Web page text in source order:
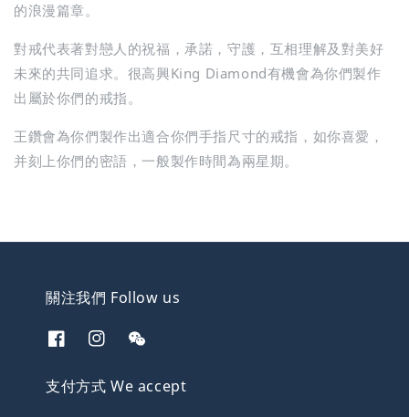
的浪漫篇章。
對戒代表著對戀人的祝福，承諾，守護，互相理解及對美好
未來的共同追求。很高興King Diamond有機會為你們製作
出屬於你們的戒指。
王鑽會為你們製作出適合你們手指尺寸的戒指，如你喜愛，
并刻上你們的密語，一般製作時間為兩星期。
關注我們 Follow us
支付方式 We accept